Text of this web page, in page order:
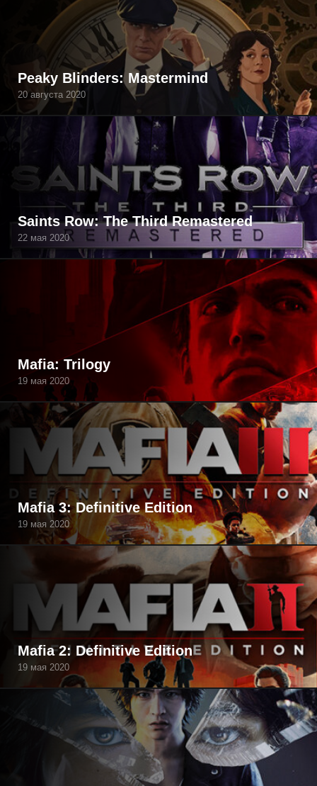
Peaky Blinders: Mastermind
20 августа 2020
Saints Row: The Third Remastered
22 мая 2020
Mafia: Trilogy
19 мая 2020
Mafia 3: Definitive Edition
19 мая 2020
Mafia 2: Definitive Edition
19 мая 2020